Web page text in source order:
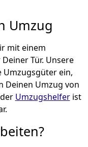
Umzug
mit einem
Tür. Unsere
Umzugsgüter ein,
Deinen Umzug von
Umzugshelferist